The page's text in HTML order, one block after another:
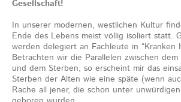
Gesellschaft!
In unserer modernen, westlichen Kultur
Ende des Lebens meist völlig isoliert statt.
werden delegiert an Fachleute in “Kranken
Betrachten wir die Parallelen zwischen
und dem Sterben, so erscheint mir das
Sterben der Alten wie eine späte (wenn
Rache all jener, die schon unter